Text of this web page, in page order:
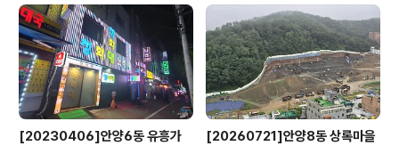
[20230406]안양6동 유흥가
[20260721]안양8동 상록마을